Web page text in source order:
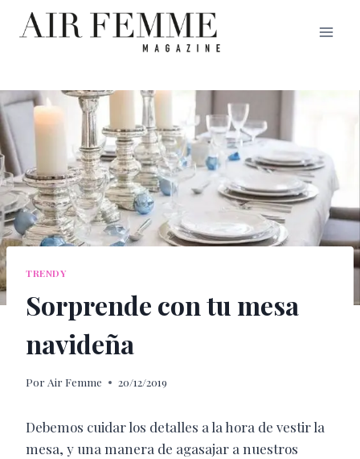
Saltar
TRENDY
Sorprende con tu mesa
navideña
Por Air Femme 20/12/2019
Debemos cuidar los detalles a la hora de vestir la
mesa, y una manera de agasajar a nuestros